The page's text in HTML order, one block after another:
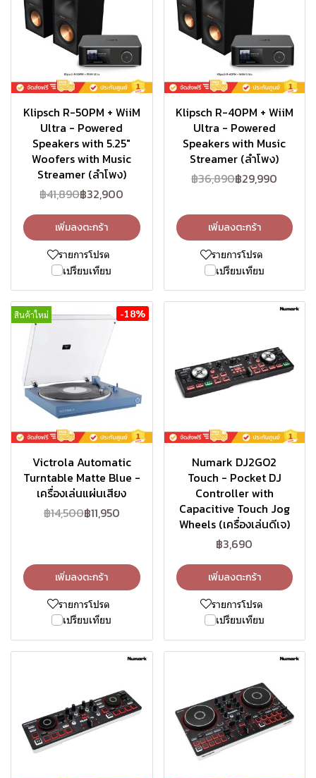
Klipsch R-50PM + WiiM
Ultra - Powered
Speakers with 5.25"
Woofers with Music
Streamer (ลำโพง)
฿41,890฿32,900
เพิ่มลงตะกร้า
รายการโปรด
เปรียบเทียบ
Klipsch R-40PM + WiiM
Ultra - Powered
Speakers with Music
Streamer (ลำโพง)
฿36,890฿29,990
เพิ่มลงตะกร้า
รายการโปรด
เปรียบเทียบ
สินค้าใหม่ -18%
Victrola Automatic
Turntable Matte Blue -
เครื่องเล่นแผ่นเสียง
฿14,500฿11,950
เพิ่มลงตะกร้า
รายการโปรด
เปรียบเทียบ
Numark DJ2GO2
Touch - Pocket DJ
Controller with
Capacitive Touch Jog
Wheels (เครื่องเล่นดีเจ)
฿3,690
เพิ่มลงตะกร้า
รายการโปรด
เปรียบเทียบ